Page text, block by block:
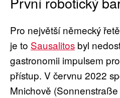
Pro největší německý
je to Sausalitos byl
gastronomii impulsem
přístup. V červnu 2022
Mnichově